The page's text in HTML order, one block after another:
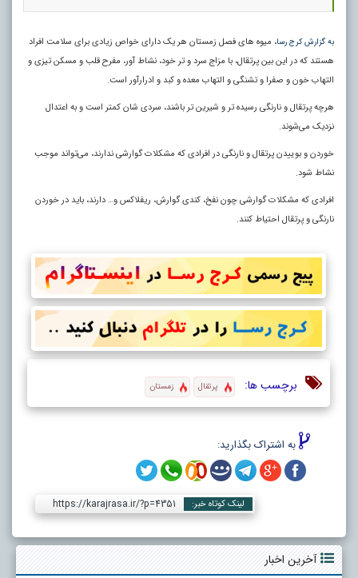
به گزارش کرج رسا، میوه‌ های فصل زمستان هر یک دارای خواص زیادی برای سلامت افراد
هستند که در این بین پرتقال، با مزاج سرد و تر خود، نشاط‌ آور، مفرح قلب و مسکن تیزی و
التهاب خون و صفرا و تشنگی و التهاب معده و کبد و ادرارآور است.
هرچه پرتقال و نارنگی رسیده‌ تر و شیرین‌ تر باشند، سردی‌ شان کمتر است و به اعتدال
نزدیک می‌شوند.
خوردن و بوییدن پرتقال و نارنگی در افرادی که مشکلات گوارشی ندارند، می‌تواند موجب
نشاط شود.
افرادی که مشکلات گوارشی چون نفخ، کندی گوارش، ریفلاکس و… دارند، باید در خوردن
نارنگی و پرتقال احتیاط کنند.
برچسب ها: پرتقال زمستان
به اشتراک بگذارید:
لینک کوتاه خبر: https://karajrasa.ir/?p=4351
آخرین اخبار